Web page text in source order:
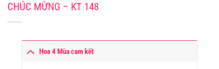
CHÚC MỪNG – KT 148
Hoa 4 Mùa cam kết